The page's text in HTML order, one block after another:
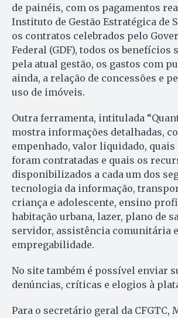
de painéis, com os pagamentos
Instituto de Gestão Estratégica de
os contratos celebrados pelo
Federal (GDF), todos os benefícios
pela atual gestão, os gastos com
ainda, a relação de concessões e
uso de imóveis.
Outra ferramenta, intitulada
mostra informações detalhadas,
empenhado, valor liquidado, quais
foram contratadas e quais os
disponibilizados a cada um dos
tecnologia da informação,
criança e adolescente, ensino
habitação urbana, lazer, plano de
servidor, assistência comunitária e
empregabilidade.
No site também é possível enviar
denúncias, críticas e elogios à
Para o secretário geral da CFGTC,